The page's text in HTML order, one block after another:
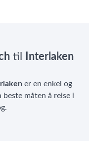
til Interlaken
er en enkel og
måten å reise i